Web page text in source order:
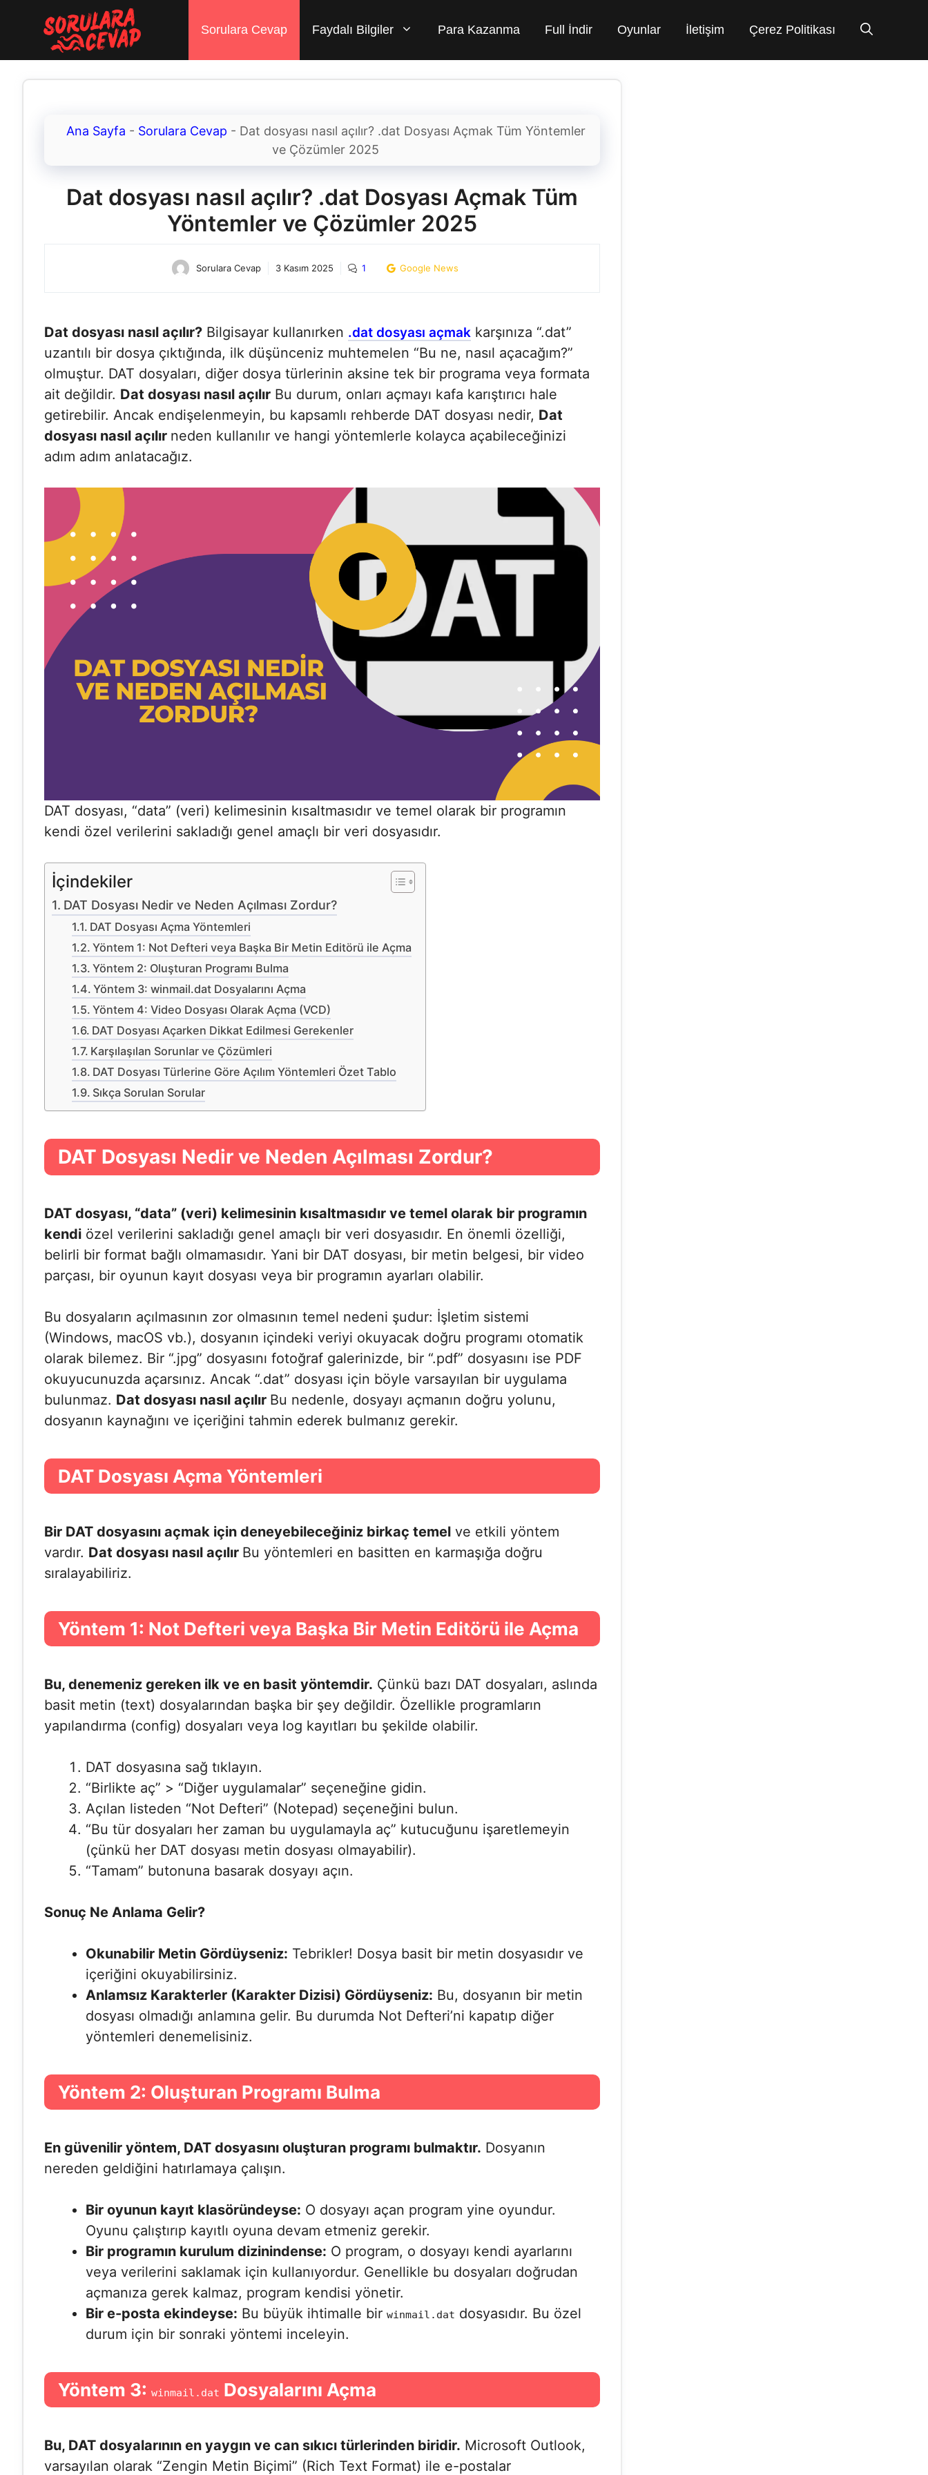
Sorulara Cevap Faydalı Bilgiler Para Kazanma Full İndir Oyunlar İletişim Çerez Politikası
Ana Sayfa - Sorulara Cevap - Dat dosyası nasıl açılır? .dat Dosyası Açmak Tüm Yöntemler
ve Çözümler 2025
Dat dosyası nasıl açılır? .dat Dosyası Açmak Tüm
Yöntemler ve Çözümler 2025
Sorulara Cevap 3 Kasım 2025 1 Google News
Dat dosyası nasıl açılır? Bilgisayar kullanırken .dat dosyası açmak karşınıza “.dat”
uzantılı bir dosya çıktığında, ilk düşünceniz muhtemelen “Bu ne, nasıl açacağım?”
olmuştur. DAT dosyaları, diğer dosya türlerinin aksine tek bir programa veya formata
ait değildir. Dat dosyası nasıl açılır Bu durum, onları açmayı kafa karıştırıcı hale
getirebilir. Ancak endişelenmeyin, bu kapsamlı rehberde DAT dosyası nedir, Dat
dosyası nasıl açılır neden kullanılır ve hangi yöntemlerle kolayca açabileceğinizi
adım adım anlatacağız.
DAT dosyası, “data” (veri) kelimesinin kısaltmasıdır ve temel olarak bir programın
kendi özel verilerini sakladığı genel amaçlı bir veri dosyasıdır.
İçindekiler
DAT Dosyası Nedir ve Neden Açılması Zordur?
DAT Dosyası Açma Yöntemleri
Yöntem 1: Not Defteri veya Başka Bir Metin Editörü ile Açma
Yöntem 2: Oluşturan Programı Bulma
Yöntem 3: winmail.dat Dosyalarını Açma
Yöntem 4: Video Dosyası Olarak Açma (VCD)
DAT Dosyası Açarken Dikkat Edilmesi Gerekenler
Karşılaşılan Sorunlar ve Çözümleri
DAT Dosyası Türlerine Göre Açılım Yöntemleri Özet Tablo
Sıkça Sorulan Sorular
DAT Dosyası Nedir ve Neden Açılması Zordur?
DAT dosyası, “data” (veri) kelimesinin kısaltmasıdır ve temel olarak bir programın
kendi özel verilerini sakladığı genel amaçlı bir veri dosyasıdır. En önemli özelliği,
belirli bir format bağlı olmamasıdır. Yani bir DAT dosyası, bir metin belgesi, bir video
parçası, bir oyunun kayıt dosyası veya bir programın ayarları olabilir.
Bu dosyaların açılmasının zor olmasının temel nedeni şudur: İşletim sistemi
(Windows, macOS vb.), dosyanın içindeki veriyi okuyacak doğru programı otomatik
olarak bilemez. Bir “.jpg” dosyasını fotoğraf galerinizde, bir “.pdf” dosyasını ise PDF
okuyucunuzda açarsınız. Ancak “.dat” dosyası için böyle varsayılan bir uygulama
bulunmaz. Dat dosyası nasıl açılır Bu nedenle, dosyayı açmanın doğru yolunu,
dosyanın kaynağını ve içeriğini tahmin ederek bulmanız gerekir.
DAT Dosyası Açma Yöntemleri
Bir DAT dosyasını açmak için deneyebileceğiniz birkaç temel ve etkili yöntem
vardır. Dat dosyası nasıl açılır Bu yöntemleri en basitten en karmaşığa doğru
sıralayabiliriz.
Yöntem 1: Not Defteri veya Başka Bir Metin Editörü ile Açma
Bu, denemeniz gereken ilk ve en basit yöntemdir. Çünkü bazı DAT dosyaları, aslında
basit metin (text) dosyalarından başka bir şey değildir. Özellikle programların
yapılandırma (config) dosyaları veya log kayıtları bu şekilde olabilir.
DAT dosyasına sağ tıklayın.
“Birlikte aç” > “Diğer uygulamalar” seçeneğine gidin.
Açılan listeden “Not Defteri” (Notepad) seçeneğini bulun.
“Bu tür dosyaları her zaman bu uygulamayla aç” kutucuğunu işaretlemeyin
(çünkü her DAT dosyası metin dosyası olmayabilir).
“Tamam” butonuna basarak dosyayı açın.
Sonuç Ne Anlama Gelir?
Okunabilir Metin Gördüyseniz: Tebrikler! Dosya basit bir metin dosyasıdır ve
içeriğini okuyabilirsiniz.
Anlamsız Karakterler (Karakter Dizisi) Gördüyseniz: Bu, dosyanın bir metin
dosyası olmadığı anlamına gelir. Bu durumda Not Defteri’ni kapatıp diğer
yöntemleri denemelisiniz.
Yöntem 2: Oluşturan Programı Bulma
En güvenilir yöntem, DAT dosyasını oluşturan programı bulmaktır. Dosyanın
nereden geldiğini hatırlamaya çalışın.
Bir oyunun kayıt klasöründeyse: O dosyayı açan program yine oyundur.
Oyunu çalıştırıp kayıtlı oyuna devam etmeniz gerekir.
Bir programın kurulum dizinindense: O program, o dosyayı kendi ayarlarını
veya verilerini saklamak için kullanıyordur. Genellikle bu dosyaları doğrudan
açmanıza gerek kalmaz, program kendisi yönetir.
Bir e-posta ekindeyse: Bu büyük ihtimalle bir winmail.dat dosyasıdır. Bu özel
durum için bir sonraki yöntemi inceleyin.
Yöntem 3: winmail.dat Dosyalarını Açma
Bu, DAT dosyalarının en yaygın ve can sıkıcı türlerinden biridir. Microsoft Outlook,
varsayılan olarak “Zengin Metin Biçimi” (Rich Text Format) ile e-postalar